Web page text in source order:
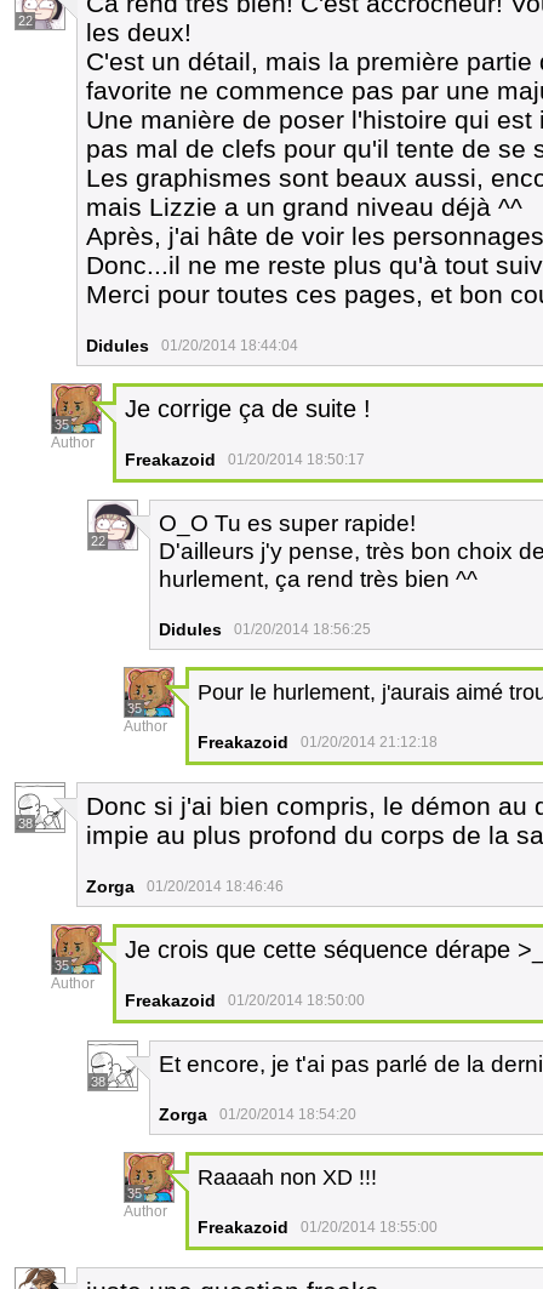
22
les deux!
C'est un détail, mais la première
favorite ne commence pas par une
Une manière de poser l'histoire qui
pas mal de clefs pour qu'il tente de se
Les graphismes sont beaux aussi,
mais Lizzie a un grand niveau déjà ^^
Après, j'ai hâte de voir les
Donc...il ne me reste plus qu'à tout
Merci pour toutes ces pages, et bon
Didules 01/20/2014 18:44:04
35
Author
Je corrige ça de suite !
Freakazoid 01/20/2014 18:50:17
22
O_O Tu es super rapide!
D'ailleurs j'y pense, très bon choix
hurlement, ça rend très bien ^^
Didules 01/20/2014 18:56:25
35
Author
Pour le hurlement, j'aurais aimé
Freakazoid 01/20/2014 21:12:18
38
Donc si j'ai bien compris, le démon au
impie au plus profond du corps de la
Zorga 01/20/2014 18:46:46
35
Author
Je crois que cette séquence dérape
Freakazoid 01/20/2014 18:50:00
38
Et encore, je t'ai pas parlé de la
Zorga 01/20/2014 18:54:20
35
Author
Raaaah non XD !!!
Freakazoid 01/20/2014 18:55:00